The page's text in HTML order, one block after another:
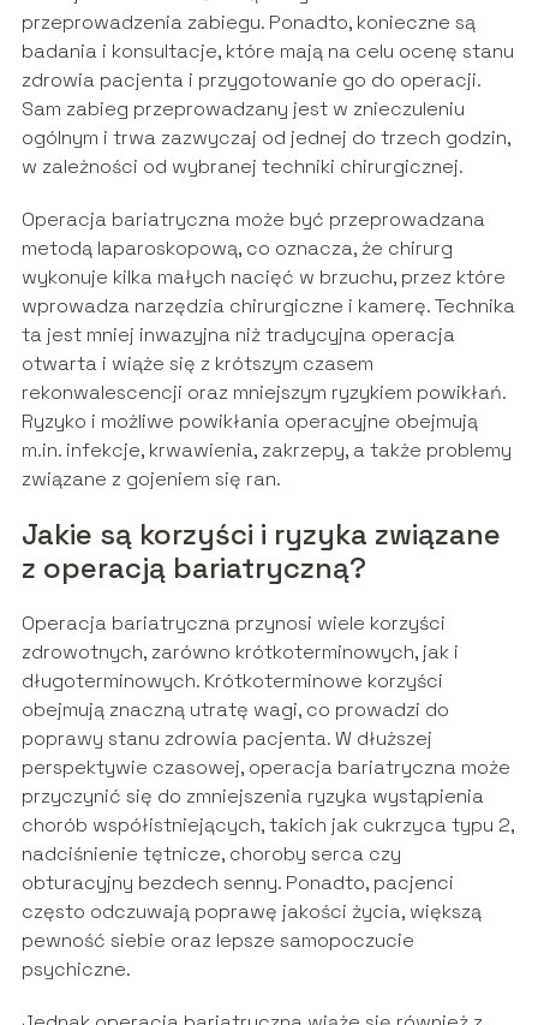
przeprowadzenia zabiegu. Ponadto, konieczne są
badania i konsultacje, które mają na celu ocenę stanu
zdrowia pacjenta i przygotowanie go do operacji.
Sam zabieg przeprowadzany jest w znieczuleniu
ogólnym i trwa zazwyczaj od jednej do trzech godzin,
w zależności od wybranej techniki chirurgicznej.
Operacja bariatryczna może być przeprowadzana
metodą laparoskopową, co oznacza, że chirurg
wykonuje kilka małych nacięć w brzuchu, przez które
wprowadza narzędzia chirurgiczne i kamerę. Technika
ta jest mniej inwazyjna niż tradycyjna operacja
otwarta i wiąże się z krótszym czasem
rekonwalescencji oraz mniejszym ryzykiem powikłań.
Ryzyko i możliwe powikłania operacyjne obejmują
m.in. infekcje, krwawienia, zakrzepy, a także problemy
związane z gojeniem się ran.
Jakie są korzyści i ryzyka związane
z operacją bariatryczną?
Operacja bariatryczna przynosi wiele korzyści
zdrowotnych, zarówno krótkoterminowych, jak i
długoterminowych. Krótkoterminowe korzyści
obejmują znaczną utratę wagi, co prowadzi do
poprawy stanu zdrowia pacjenta. W dłuższej
perspektywie czasowej, operacja bariatryczna może
przyczynić się do zmniejszenia ryzyka wystąpienia
chorób współistniejących, takich jak cukrzyca typu 2,
nadciśnienie tętnicze, choroby serca czy
obturacyjny bezdech senny. Ponadto, pacjenci
często odczuwają poprawę jakości życia, większą
pewność siebie oraz lepsze samopoczucie
psychiczne.